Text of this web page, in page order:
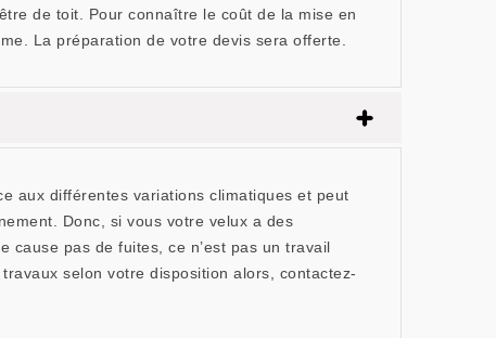
de toit. Pour connaître le coût de la mise en
La préparation de votre devis sera offerte.
aux différentes variations climatiques et peut
Donc, si vous votre velux a des
cause pas de fuites, ce n’est pas un travail
selon votre disposition alors, contactez-